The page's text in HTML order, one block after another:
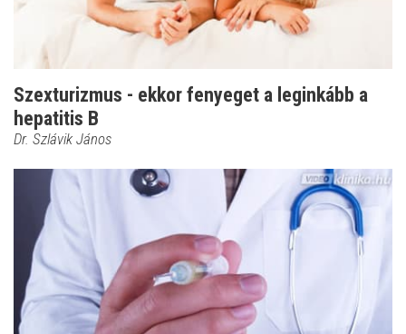
Szexturizmus - ekkor fenyeget a leginkább a
hepatitis B
Dr. Szlávik János